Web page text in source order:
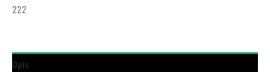
222
Opis